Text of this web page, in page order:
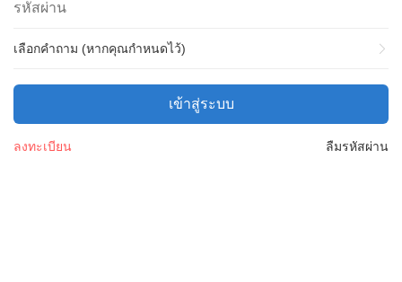
เลือกคำถาม (หากคุณกำหนดไว้)
เข้าสู่ระบบ
ลืมรหัสผ่าน
ลงทะเบียน